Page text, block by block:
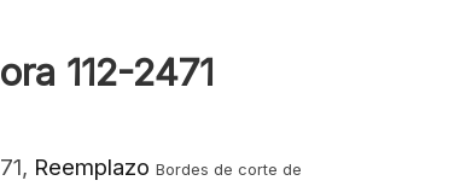
112-2471
Reemplazo Bordes de corte de